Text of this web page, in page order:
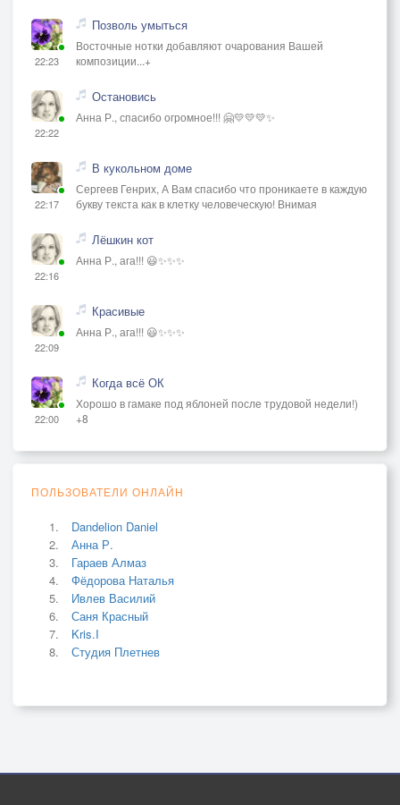
22:23
Позволь умыться
Восточные нотки добавляют очарования Вашей
композиции...+
22:22
Остановись
Анна Р., спасибо огромное!!! 🤗💛💛💛✨
22:17
В кукольном доме
Сергеев Генрих, А Вам спасибо что проникаете в каждую
букву текста как в клетку человеческую! Внимая
22:16
Лёшкин кот
Анна Р., ага!!! 😃✨✨✨
22:09
Красивые
Анна Р., ага!!! 😃✨✨✨
22:00
Когда всё ОК
Хорошо в гамаке под яблоней после трудовой недели!)
+8
ПОЛЬЗОВАТЕЛИ ОНЛАЙН
Dandelion Daniel
Анна Р.
Гараев Алмаз
Фёдорова Наталья
Ивлев Василий
Саня Красный
Kris.I
Студия Плетнев